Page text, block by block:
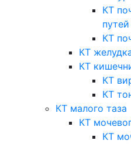
КТ
путей
КТ
КТ
КТ
КТ
КТ
КТ малого таза
КТ
КТ